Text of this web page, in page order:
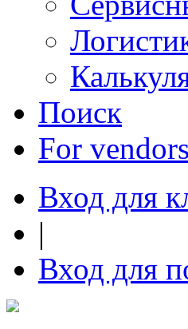
Поиск
For vendors
Вход для
|
Вход для